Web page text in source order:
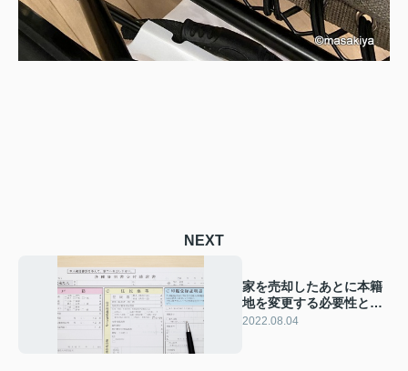
NEXT
家を売却したあとに本籍
地を変更する必要性と手
続き方法をご紹介
2022.08.04